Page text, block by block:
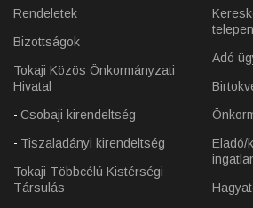
Rendeletek
Bizottságok
Tokaji Közös Önkormányzati
Hivatal
Csobaji kirendeltség
Tiszaladányi kirendeltség
Tokaji Többcélú Kistérségi
Társulás
Adó
Eladó/